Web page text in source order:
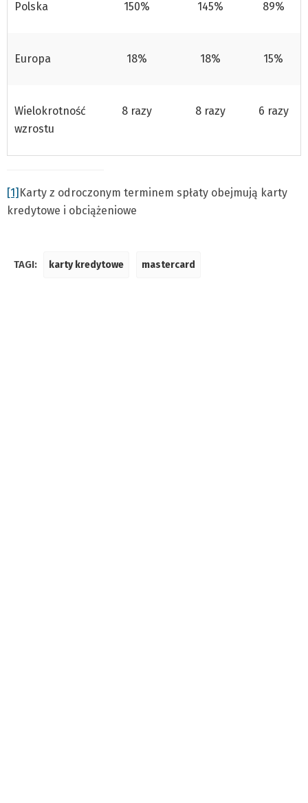
Polska 150% 145% 89%
Europa 18% 18% 15%
Wielokrotność
wzrostu
8 razy 8 razy 6 razy
[1] Karty z odroczonym terminem spłaty obejmują karty
kredytowe i obciążeniowe
TAGI: karty kredytowe mastercard